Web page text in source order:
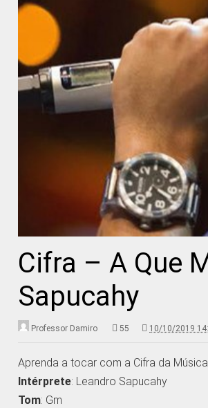
Cifra – A Que
Sapucahy
Professor Damiro 55 10/10/2019
Aprenda a tocar com a Cifra da
Intérprete: Leandro Sapucahy
Tom: Gm